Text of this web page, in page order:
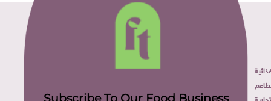
Subscribe To Our Food Business